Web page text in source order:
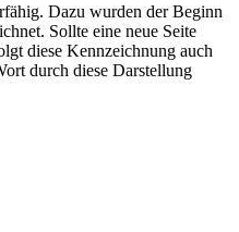
Dazu wurden der Beginn
Sollte eine neue Seite
diese Kennzeichnung auch
durch diese Darstellung